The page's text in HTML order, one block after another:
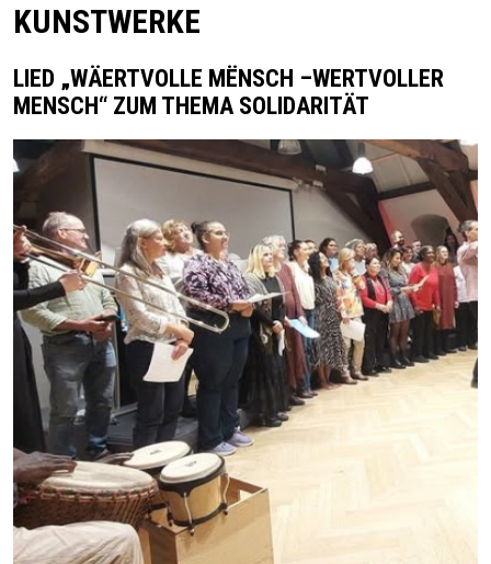
KUNSTWERKE
LIED „WÄERTVOLLE MËNSCH –WERTVOLLER
MENSCH“ ZUM THEMA SOLIDARITÄT
Image